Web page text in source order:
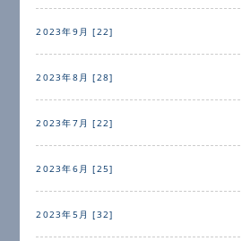
2023年9月 [22]
2023年8月 [28]
2023年7月 [22]
2023年6月 [25]
2023年5月 [32]